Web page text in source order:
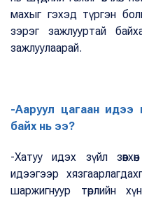
махыг гэхэд түргэн
зэрэг зажлууртай
зажлуулаарай.
-Ааруул цагаан идээ
байх нь ээ?
-Хатуу идэх зүйл
идээгээр
шаржигнуур төрлийн